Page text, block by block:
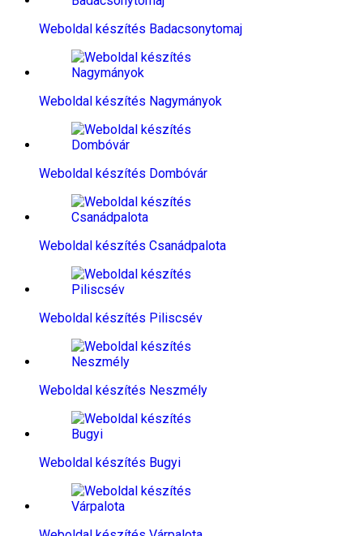
Weboldal készítés​ Badacsonytomaj
Weboldal készítés​ Nagymányok
Weboldal készítés​ Dombóvár
Weboldal készítés​ Csanádpalota
Weboldal készítés​ Piliscsév
Weboldal készítés​ Neszmély
Weboldal készítés​ Bugyi